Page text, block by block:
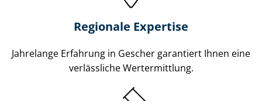
Regionale Expertise
Jahrelange Erfahrung in Gescher garantiert Ihnen eine
verlässliche Wertermittlung.